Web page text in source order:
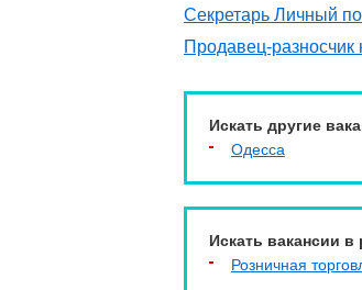
Секретарь Личный
Продавец-
Искать другие
Одесса
Искать вакансии в
Розничная